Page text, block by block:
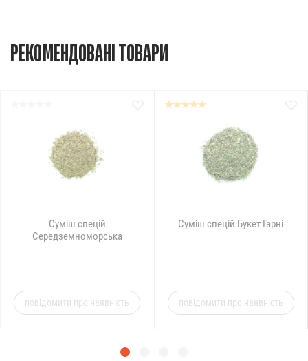
РЕКОМЕНДОВАНІ ТОВАРИ
Суміш спецій
Середземноморська
повідомити про наявність
Суміш спецій Букет Гарні
повідомити про наявність